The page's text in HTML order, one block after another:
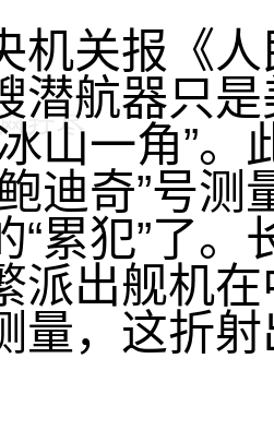
机关报《
潜航器只
山一角”
迪奇”号
“累犯”了
派出舰机
量，这折